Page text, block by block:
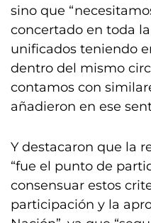
sino que
concertado en toda
unificados teniendo
dentro del mismo
contamos con
añadieron en ese
Y destacaron que la
“fue el punto de
consensuar estos
participación y la